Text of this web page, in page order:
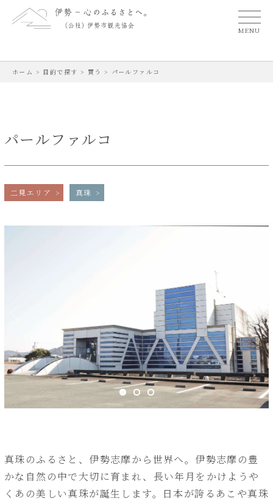
MENU
ホーム > 目的で探す > 買う > パールファルコ
パールファルコ
二見エリア 真珠
真珠のふるさと、伊勢志摩から世界へ。伊勢志摩の豊
かな自然の中で大切に育まれ、長い年月をかけようや
くあの美しい真珠が誕生します。日本が誇るあこや真珠